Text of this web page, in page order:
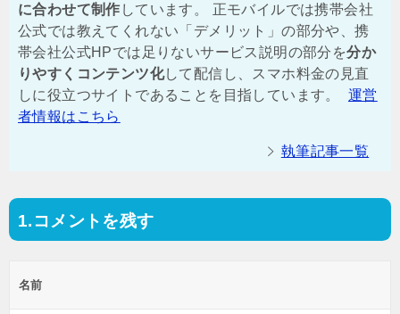
に合わせて制作 しています。 正モバイルでは携帯会社
公式では教えてくれない「デメリット」の部分や、携
帯会社公式HPでは足りないサービス説明の部分を分か
りやすくコンテンツ化して配信し、スマホ料金の見直
しに役立つサイトであることを目指しています。
運営
者情報はこちら
執筆記事一覧
投
ナ
コメントを残す
名前